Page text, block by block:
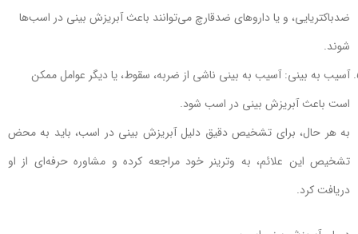
ضدباکتریایی، و یا داروهای ضدقارچ می‌توانند باعث آبریزش بینی در اسب‌ها
شوند.
آسیب به بینی: آسیب به بینی ناشی از ضربه، سقوط، یا دیگر عوامل ممکن
است باعث آبریزش بینی در اسب شود.
به هر حال، برای تشخیص دقیق دلیل آبریزش بینی در اسب، باید به محض
تشخیص این علائم، به وترینر خود مراجعه کرده و مشاوره حرفه‌ای از او
دریافت کرد.